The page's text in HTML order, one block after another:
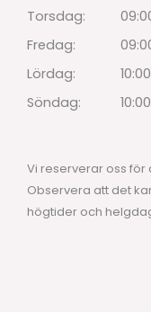
Torsdag:
Fredag:
Lördag:
Söndag:
Vi reserverar oss
Observera att det
högtider och